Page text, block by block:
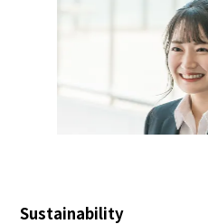
Sustainability